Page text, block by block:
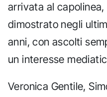
arrivata al
dimostrato negli
anni, con ascolti
un interesse
Veronica Gentile,